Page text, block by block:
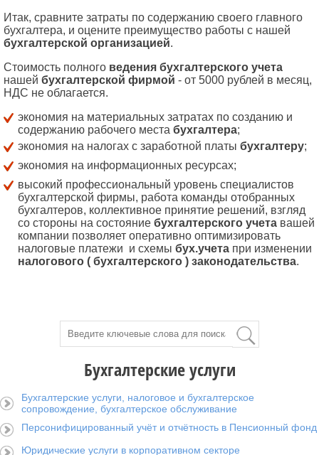
Итак, сравните затраты по содержанию своего главного
бухгалтера, и оцените преимущество работы с нашей
бухгалтерской организацией.
Стоимость полного ведения бухгалтерского учета
нашей бухгалтерской фирмой - от 5000 рублей в месяц,
НДС не облагается.
экономия на материальных затратах по созданию и
содержанию рабочего места бухгалтера;
экономия на налогах с заработной платы бухгалтеру;
экономия на информационных ресурсах;
высокий профессиональный уровень специалистов
бухгалтерской фирмы, работа команды отобранных
бухгалтеров, коллективное принятие решений, взгляд
со стороны на состояние бухгалтерского учета вашей
компании позволяет оперативно оптимизировать
налоговые платежи и схемы бух.учета при изменении
налогового ( бухгалтерского ) законодательства.
Бухгалтерские услуги
Бухгалтерские услуги, налоговое и бухгалтерское
сопровождение, бухгалтерское обслуживание
Персонифицированный учёт и отчётность в Пенсионный фонд
Юридические услуги в корпоративном секторе